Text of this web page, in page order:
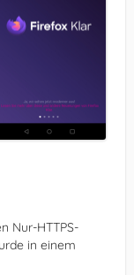
Nur-HTTPS-
in einem